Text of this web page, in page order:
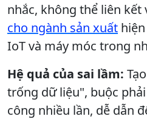
nhắc, không thể liên kết
cho ngành sản xuất
IoT và máy móc trong
Hệ quả của sai lầm:
trống dữ liệu", buộc
công nhiều lần, dễ dẫn